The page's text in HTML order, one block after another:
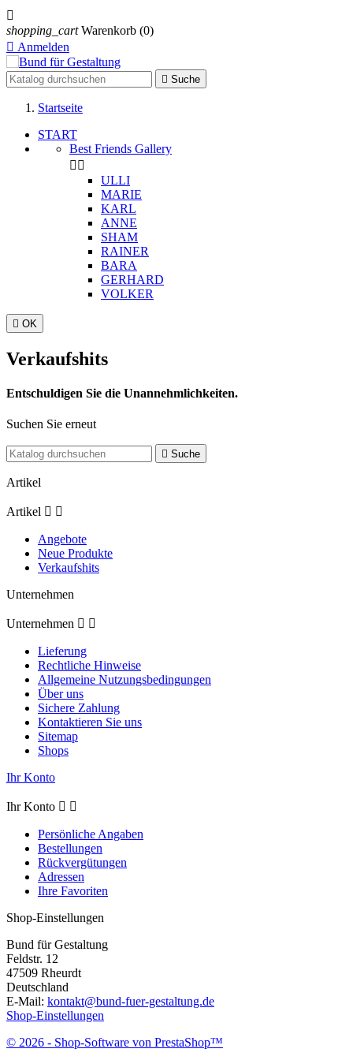

shopping_cart Warenkorb (0)
 Anmelden
 Suche
Startseite
START
Best Friends Gallery
 
ULLI
MARIE
KARL
ANNE
SHAM
RAINER
BARA
GERHARD
VOLKER
 OK
Verkaufshits
Entschuldigen Sie die Unannehmlichkeiten.
Suchen Sie erneut
 Suche
Artikel
Artikel  
Angebote
Neue Produkte
Verkaufshits
Unternehmen
Unternehmen  
Lieferung
Rechtliche Hinweise
Allgemeine Nutzungsbedingungen
Über uns
Sichere Zahlung
Kontaktieren Sie uns
Sitemap
Shops
Ihr Konto
Ihr Konto  
Persönliche Angaben
Bestellungen
Rückvergütungen
Adressen
Ihre Favoriten
Shop-Einstellungen
Bund für Gestaltung
Feldstr. 12
47509 Rheurdt
Deutschland
E-Mail: kontakt@bund-fuer-gestaltung.de
Shop-Einstellungen
© 2026 - Shop-Software von PrestaShop™